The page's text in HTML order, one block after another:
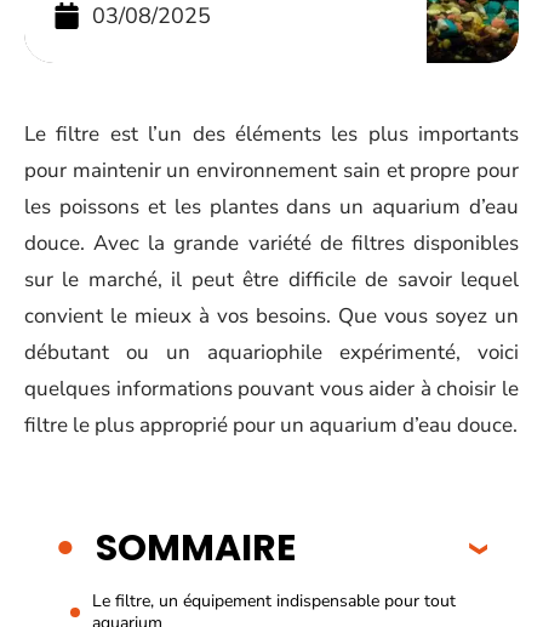
03/08/2025
Le filtre est l’un des éléments les plus importants
pour maintenir un environnement sain et propre pour
les poissons et les plantes dans un aquarium d’eau
douce. Avec la grande variété de filtres disponibles
sur le marché, il peut être difficile de savoir lequel
convient le mieux à vos besoins. Que vous soyez un
débutant ou un aquariophile expérimenté, voici
quelques informations pouvant vous aider à choisir le
filtre le plus approprié pour un aquarium d’eau douce.
SOMMAIRE
Le filtre, un équipement indispensable pour tout
aquarium